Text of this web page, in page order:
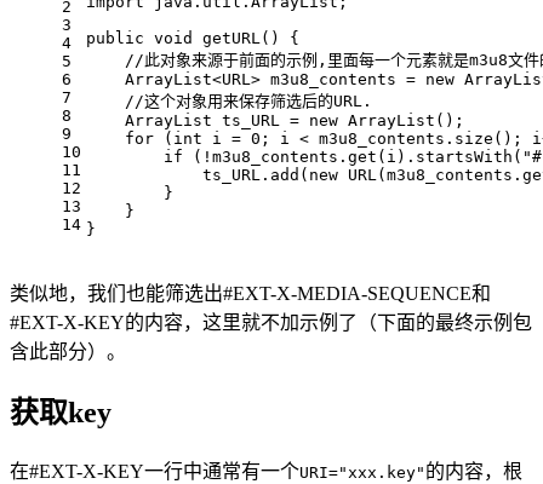
2
3
4
5
6
7
8
9
10
11
12
13
14
public void getURL()
{
//此对象来源于前面的示例,里面每一个元素就是m3u8文
    ArrayList<URL> m3u8_contents =
new
//这个对象用来保存筛选后的URL.
ArrayList ts_URL = new ArrayList ();
for ( int i = 0 ; i < m3u8_contents.size();
if (!m3u8_contents.get(i).startsWith(
            ts_URL.add(
new URL
        }
    }
}
类似地，我们也能筛选出#EXT-X-MEDIA-SEQUENCE和
#EXT-X-KEY的内容，这里就不加示例了（下面的最终示例包
含此部分）。
获取key
在#EXT-X-KEY一行中通常有一个URI="xxx.key" 的内容，根